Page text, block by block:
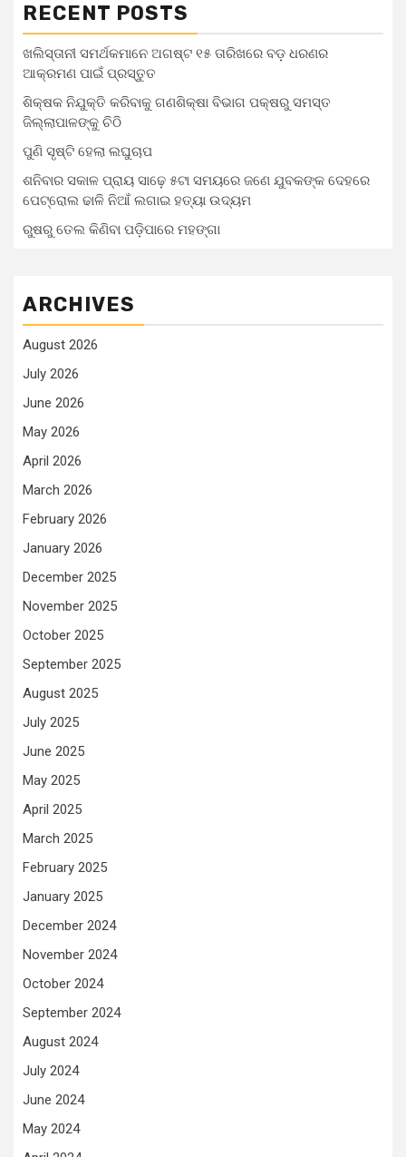
RECENT POSTS
ଖଲିସ୍ତାନୀ ସମର୍ଥକମାନେ ଅଗଷ୍ଟ ୧୫ ତାରିଖରେ ବଡ଼ ଧରଣର
ଆକ୍ରମଣ ପାଇଁ ପ୍ରସ୍ତୁତ
ଶିକ୍ଷକ ନିଯୁକ୍ତି କରିବାକୁ ଗଣଶିକ୍ଷା ବିଭାଗ ପକ୍ଷରୁ ସମସ୍ତ
ଜିଲ୍ଲାପାଳଙ୍କୁ ଚିଠି
ପୁଣି ସୃଷ୍ଟି ହେଲା ଲଘୁଚାପ
ଶନିବାର ସକାଳ ପ୍ରାୟ ସାଢ଼େ ୫ଟା ସମୟରେ ଜଣେ ଯୁବକଙ୍କ ଦେହରେ
ପେଟ୍ରୋଲ ଢାଳି ନିଆଁ ଲଗାଇ ହତ୍ୟା ଉଦ୍ୟମ
ରୁଷରୁ ତେଲ କିଣିବା ପଡ଼ିପାରେ ମହଙ୍ଗା
ARCHIVES
August 2026
July 2026
June 2026
May 2026
April 2026
March 2026
February 2026
January 2026
December 2025
November 2025
October 2025
September 2025
August 2025
July 2025
June 2025
May 2025
April 2025
March 2025
February 2025
January 2025
December 2024
November 2024
October 2024
September 2024
August 2024
July 2024
June 2024
May 2024